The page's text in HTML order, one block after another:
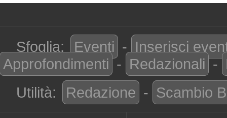
Sfoglia: Eventi - Inserisci
Approfondimenti - Redazionali -
Utilità:
Redazione - Scambio